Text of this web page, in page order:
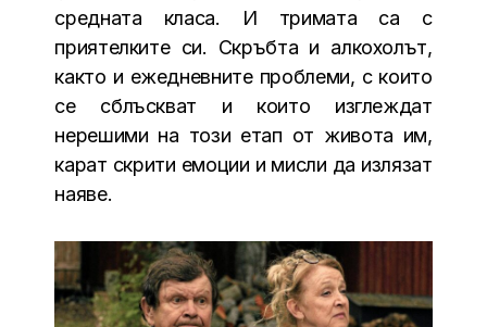
средната класа. И тримата са с
приятелките си. Скръбта и алкохолът,
както и ежедневните проблеми, с които
се сблъскват и които изглеждат
нерешими на този етап от живота им,
карат скрити емоции и мисли да излязат
наяве.